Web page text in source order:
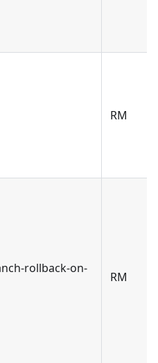
RM
rollback-on-
RM